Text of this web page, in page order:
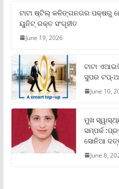
ଟାଟା ଷ୍ଟିଲ୍‌ କଳିଙ୍ଗନଗର ପକ୍ଷରୁ
ୟୁନିଟ୍‌ ରକ୍ତ ସଂଗୃହୀତ
June 19, 2026
ଟାଟା
ସୁପର ଟପ୍‌-
June 10,
ମୁଖ
ସମ୍ପର୍କ
ସୋନିଆ
June 8,